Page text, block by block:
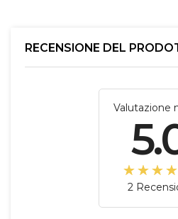
RECENSIONE DEL
Valutazione
2